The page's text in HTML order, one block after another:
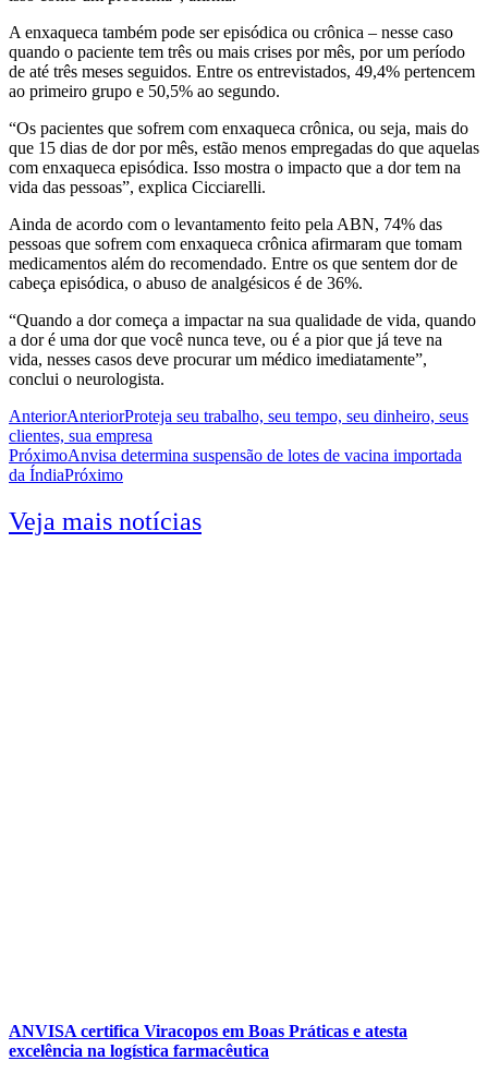
A enxaqueca também pode ser episódica ou crônica – nesse caso
quando o paciente tem três ou mais crises por mês, por um período
de até três meses seguidos. Entre os entrevistados, 49,4% pertencem
ao primeiro grupo e 50,5% ao segundo.
“Os pacientes que sofrem com enxaqueca crônica, ou seja, mais do
que 15 dias de dor por mês, estão menos empregadas do que aquelas
com enxaqueca episódica. Isso mostra o impacto que a dor tem na
vida das pessoas”, explica Cicciarelli.
Ainda de acordo com o levantamento feito pela ABN, 74% das
pessoas que sofrem com enxaqueca crônica afirmaram que tomam
medicamentos além do recomendado. Entre os que sentem dor de
cabeça episódica, o abuso de analgésicos é de 36%.
“Quando a dor começa a impactar na sua qualidade de vida, quando
a dor é uma dor que você nunca teve, ou é a pior que já teve na
vida, nesses casos deve procurar um médico imediatamente”,
conclui o neurologista.
AnteriorAnteriorProteja seu trabalho, seu tempo, seu dinheiro, seus
clientes, sua empresa
PróximoAnvisa determina suspensão de lotes de vacina importada
da ÍndiaPróximo
Veja mais notícias
ANVISA certifica Viracopos em Boas Práticas e atesta
excelência na logística farmacêutica